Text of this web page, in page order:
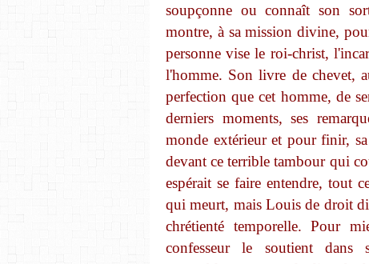
soupçonne ou connaît son
montre, à sa mission divine,
personne vise le roi-christ,
l'homme. Son livre de chevet,
perfection que cet homme, de
derniers moments, ses
monde extérieur et pour finir,
devant ce terrible tambour qui
espérait se faire entendre, tout
qui meurt, mais Louis de droit
chrétienté tem­porelle. Pour
confesseur le soutient